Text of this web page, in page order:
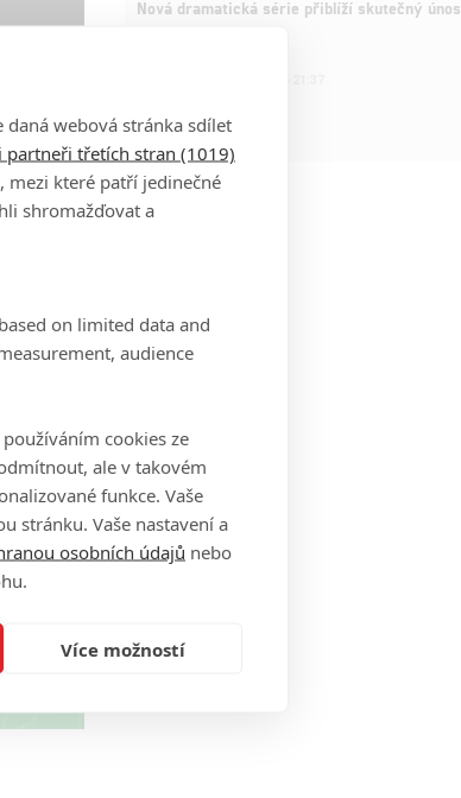
Hulu
Nová dramatická série přiblíží skutečný únos
daná webová stránka sdílet
partneři třetích stran (1019)
které patří jedinečné
shromažďovat a
on limited data and
audience
cookies ze
ale v takovém
funkce. Vaše
stránku. Vaše nastavení a
osobních údajů nebo
Více možností